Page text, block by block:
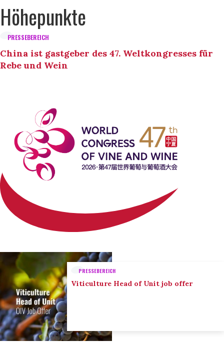
Höhepunkte
PRESSEBEREICH
China ist gastgeber des 47. Weltkongresses für
Rebe und Wein
PRESSEBEREICH
Viticulture Head of Unit job offer